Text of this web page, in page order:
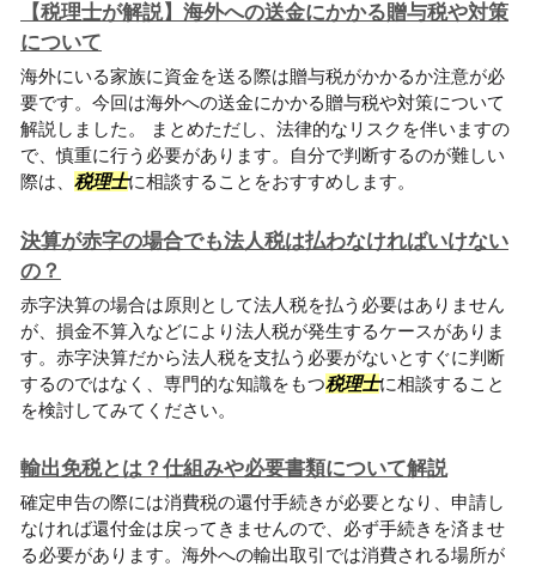
【税理士が解説】海外への送金にかかる贈与税や対策
について
​​海外にいる家族に資金を送る際は贈与税がかかるか注意が必
要です。今回は海外への送金にかかる贈与税や対策について
解説しました。 まとめただし、法律的なリスクを伴いますの
で、慎重に行う必要があります。自分で判断するのが難しい
際は、 税理士に相談することをおすすめします。
決算が赤字の場合でも法人税は払わなければいけない
の？
赤字決算の場合は原則として法人税を払う必要はありません
が、損金不算入などにより法人税が発生するケースがありま
す。赤字決算だから法人税を支払う必要がないとすぐに判断
するのではなく、専門的な知識をもつ税理士に相談すること
を検討してみてください。
輸出免税とは？仕組みや必要書類について解説
確定申告の際には消費税の還付手続きが必要となり、申請し
なければ還付金は戻ってきませんので、必ず手続きを済ませ
る必要があります。海外への輸出取引では消費される場所が